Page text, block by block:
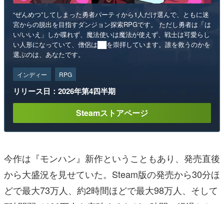
“ぜんめつ”してしまった勇者パーティから1人だけ選んで、ともに迷
宮からの脱出を目指すダンジョン探索RPGです。 ただし勇者は「は
い/いいえ」しか喋れず、魔法使いは魔法が使えず、戦士は可愛らし
い人形になっていて、僧侶は██を崇拝しています。誰を救うのかを
選ぶのは、あなたです。
インディー RPG
リリース日：2026年第4四半期
Steamストアページ
今作は『モンハン』新作ということもあり、発売直後
から大盛況を見せていた。Steam版の発売から30分ほ
どで最大73万人、約2時間ほどで最大98万人、そして